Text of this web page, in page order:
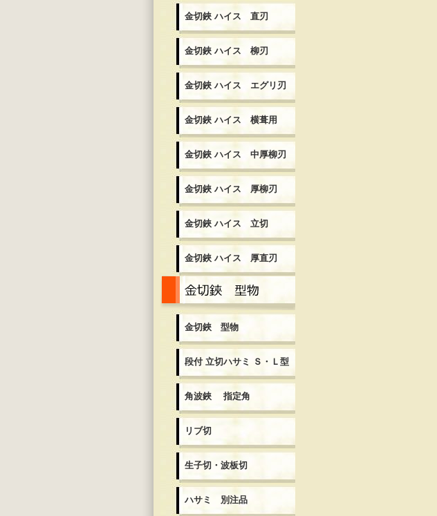
金切鋏 ハイス 直刃
金切鋏 ハイス 柳刃
金切鋏 ハイス エグリ刃
金切鋏 ハイス 横葺用
金切鋏 ハイス 中厚柳刃
金切鋏 ハイス 厚柳刃
金切鋏 ハイス 立切
金切鋏 ハイス 厚直刃
金切鋏 型物
段付 立切ハサミ Ｓ・Ｌ型
角波鋏 指定角
リブ切
生子切・波板切
ハサミ 別注品